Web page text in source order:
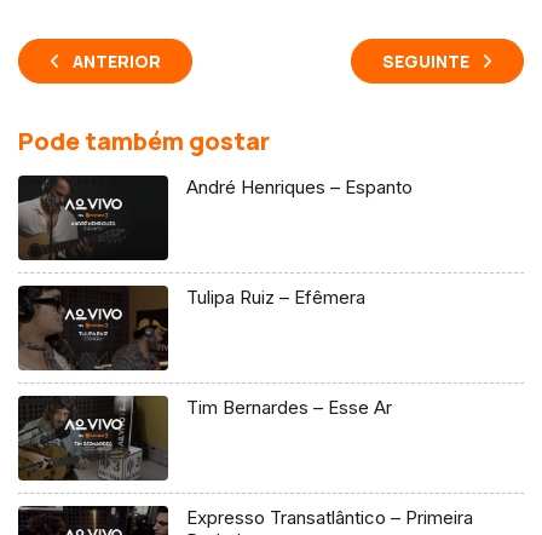
ANTERIOR SEGUINTE
Pode também gostar
André Henriques – Espanto
Tulipa Ruiz – Efêmera
Tim Bernardes – Esse Ar
Expresso Transatlântico – Primeira